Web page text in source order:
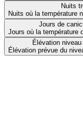
Nuits
Nuits où la température
Jours de
Jours où la température
Élévation niveau
Élévation prévue du